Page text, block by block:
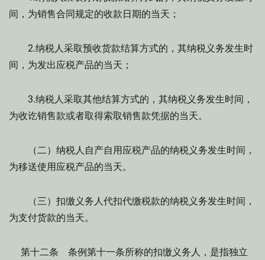
间，为销售合同规定的收款日期的当天；
2.纳税人采取预收货款结算方式的，其纳税义务发生时
间，为发出应税产品的当天；
3.纳税人采取其他结算方式的，其纳税义务发生时间，
为收讫销售款或者取得索取销售款凭据的当天。
（二）纳税人自产自用应税产品的纳税义务发生时间，
为移送使用应税产品的当天。
（三）扣缴义务人代扣代缴税款的纳税义务发生时间，
为支付货款的当天。
第十二条 条例第十一条所称的扣缴义务人，是指独立